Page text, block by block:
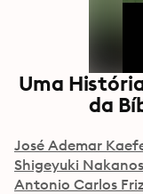
Uma
da
José Ademar
Shigeyuki
Antonio Carlos